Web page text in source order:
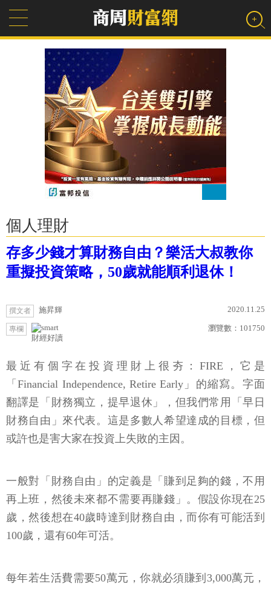
個人理財
存多少錢才算財務自由？樂活大叔教你
重擬投資策略，50歲就能順利退休！
撰文者 施昇輝 2020.11.25
專欄
財經好讀
瀏覽數： 101750
最近有個字在投資理財上很夯：FIRE，它是
「Financial Independence, Retire Early」的縮寫。字面
翻譯是「財務獨立，提早退休」，但我們常用「早日
財務自由」來代表。這是多數人希望達成的目標，但
或許也是害大家在投資上失敗的主因。
一般對「財務自由」的定義是「賺到足夠的錢，不用
再上班，然後未來都不需要再賺錢」。假設你現在25
歲，然後想在40歲時達到財務自由，而你有可能活到
100歲，還有60年可活。
每年若生活費需要50萬元，你就必須賺到3,000萬元，